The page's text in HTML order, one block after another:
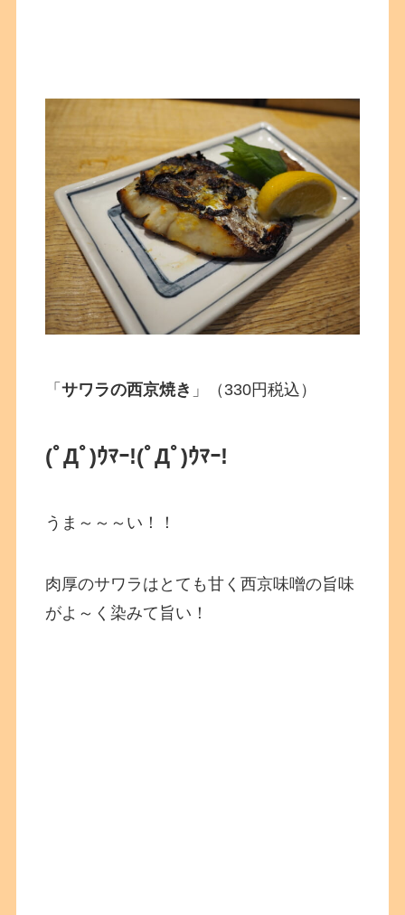
「サワラの西京焼き 」（330円税込）
(ﾟДﾟ)ｳﾏｰ!(ﾟДﾟ)ｳﾏｰ!
うま～～～い！！
肉厚のサワラはとても甘く西京味噌の旨味
がよ～く染みて旨い！